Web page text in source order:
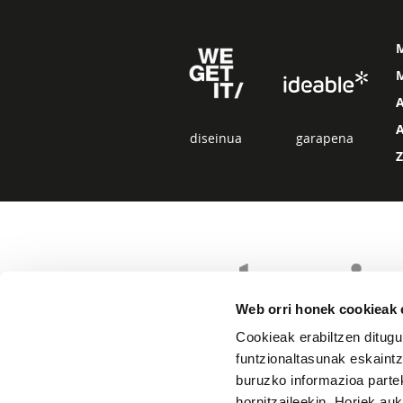
Web orri honek cookieak
Cookieak erabiltzen
funtzionaltasunak
buruzko informazioa
diseinua garapena